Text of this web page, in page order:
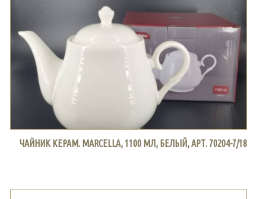
ЧАЙНИК КЕРАМ. MARCELLA, 1100 МЛ, БЕЛЫЙ, АРТ. 70204-7/18